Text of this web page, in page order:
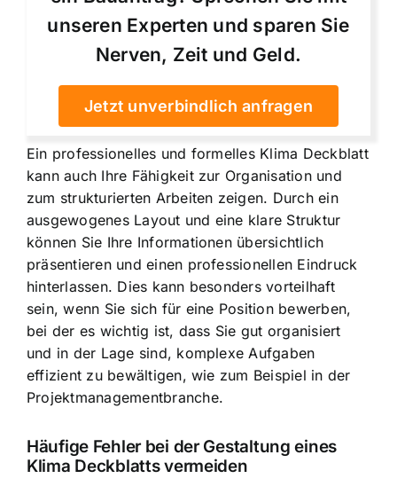
unseren Experten und sparen Sie
Nerven, Zeit und Geld.
Jetzt unverbindlich anfragen
Ein professionelles und formelles Klima Deckblatt
kann auch Ihre Fähigkeit zur Organisation und
zum strukturierten Arbeiten zeigen. Durch ein
ausgewogenes Layout und eine klare Struktur
können Sie Ihre Informationen übersichtlich
präsentieren und einen professionellen Eindruck
hinterlassen. Dies kann besonders vorteilhaft
sein, wenn Sie sich für eine Position bewerben,
bei der es wichtig ist, dass Sie gut organisiert
und in der Lage sind, komplexe Aufgaben
effizient zu bewältigen, wie zum Beispiel in der
Projektmanagementbranche.
Häufige Fehler bei der Gestaltung eines
Klima Deckblatts vermeiden